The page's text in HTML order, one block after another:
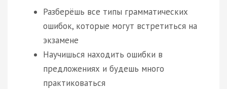
Разберёшь все типы грамматических
ошибок, которые могут встретиться на
экзамене
Научишься находить ошибки в
предложениях и будешь много
практиковаться